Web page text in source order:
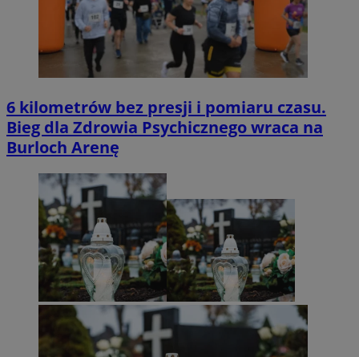
6 kilometrów bez presji i pomiaru czasu.
Bieg dla Zdrowia Psychicznego wraca na
Burloch Arenę